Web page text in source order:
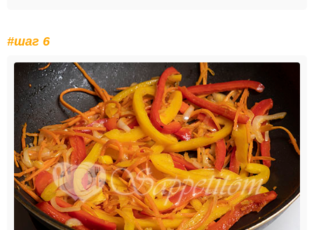
#шаг 6